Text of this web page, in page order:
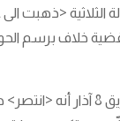
الثلاثية <ذهبت
خلاف برسم
في المقابل، اعتبر فريق 8